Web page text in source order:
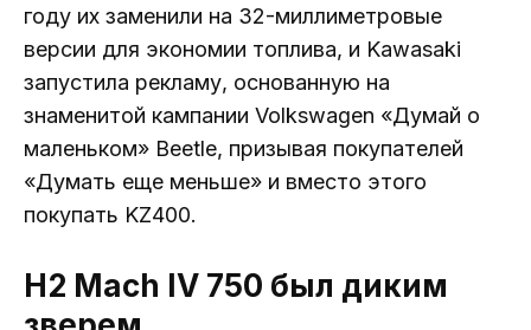
году их заменили на 32-миллиметровые
версии для экономии топлива, и Kawasaki
запустила рекламу, основанную на
знаменитой кампании Volkswagen «Думай о
маленьком» Beetle, призывая покупателей
«Думать еще меньше» и вместо этого
покупать KZ400.
H2 Mach IV 750 был диким